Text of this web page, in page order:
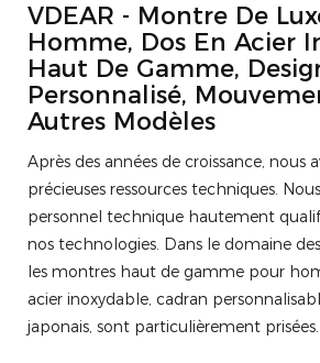
VDEAR - Montre De
Homme, Dos En Acier
Haut De Gamme,
Personnalisé,
Autres Modèles
Après des années de croissance, nous
précieuses ressources techniques.
personnel technique hautement
nos technologies. Dans le domaine
les montres haut de gamme pour
acier inoxydable, cadran
japonais, sont particulièrement prisées.